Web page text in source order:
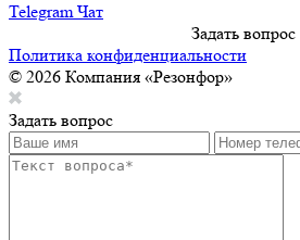
Telegram Чат
Задать вопрос
Политика конфиденциальности
© 2026 Компания «Резонфор»
Задать вопрос